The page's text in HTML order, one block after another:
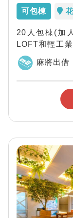
可包棟
20人包棟(加
LOFT和輕工
房(無油煙料理
麻將出借